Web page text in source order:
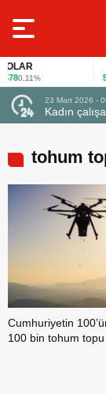
0,11%
23 Mart 2026 -
Kadın
tohum
Cumhuriyetin
100 bin tohum